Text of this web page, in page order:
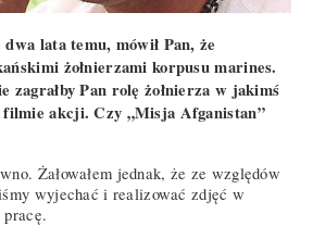
lata temu, mówił Pan, że
żołnierzami korpusu marines.
zagrałby Pan rolę żołnierza w jakimś
filmie akcji. Czy „Misja Afganistan”
Żałowałem jednak, że ze względów
wyjechać i realizować zdjęć w
pracę.